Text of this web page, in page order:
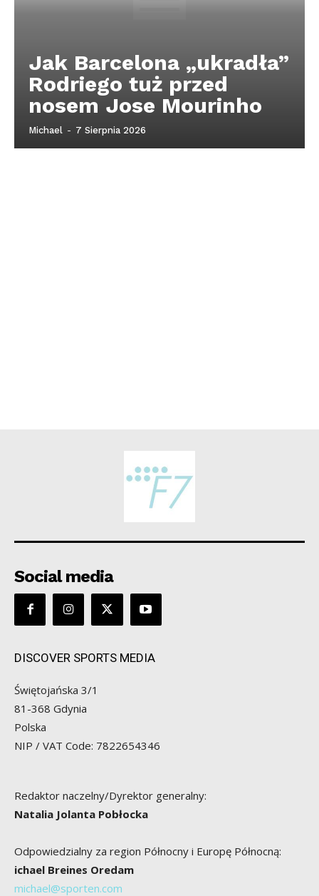
Jak Barcelona „ukradła”
Rodriego tuż przed
nosem Jose Mourinho
Michael - 7 Sierpnia 2026
Social media
DISCOVER SPORTS MEDIA
Świętojańska 3/1
81-368 Gdynia
Polska
NIP / VAT Code: 7822654346
Redaktor naczelny/Dyrektor generalny:
Natalia Jolanta Pobłocka
Odpowiedzialny za region Północny i Europę Północną:
ichael Breines Oredam
michael@sporten.com